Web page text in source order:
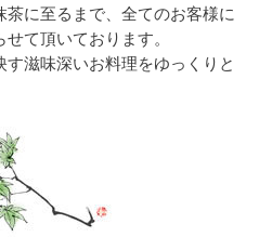
に至るまで、全てのお客様に
て頂いております。
滋味深いお料理をゆっくりと